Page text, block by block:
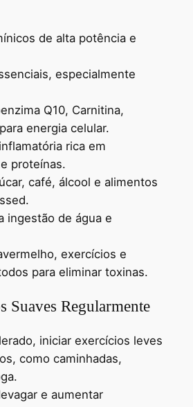
de alta potência e
especialmente
Q10, Carnitina,
energia celular.
rica em
proteínas.
café, álcool e alimentos
ingestão de água e
exercícios e
para eliminar toxinas.
Suaves Regularmente
iniciar exercícios leves
como caminhadas,
e aumentar